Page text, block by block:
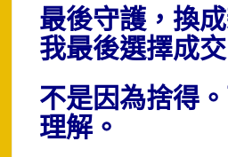
最後守護，換
我最後選擇成交
不是因為捨得。
理解。